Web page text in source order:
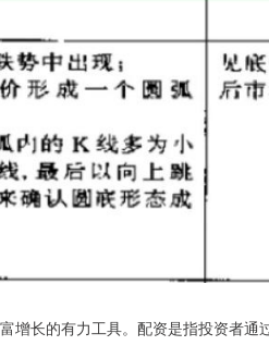
增长的有力工具。配资是指投资者通